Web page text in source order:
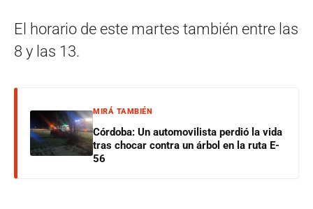
El horario de este martes también entre las
8 y las 13.
MIRÁ TAMBIÉN
Córdoba: Un automovilista perdió la vida
tras chocar contra un árbol en la ruta E-
56